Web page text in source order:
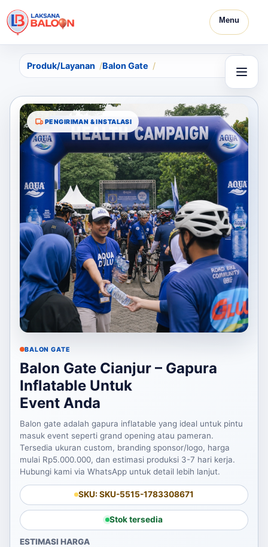
Menu
Produk/Layanan Balon Gate
PENGIRIMAN & INSTALASI
BALON GATE
Balon Gate Cianjur – Gapura
Inflatable Untuk
Event Anda
Balon gate adalah gapura inflatable yang ideal untuk pintu
masuk event seperti grand opening atau pameran.
Tersedia ukuran custom, branding sponsor/logo, harga
mulai Rp5.000.000, dan estimasi produksi 3-7 hari kerja.
Hubungi kami via WhatsApp untuk detail lebih lanjut.
SKU: SKU-5515-1783308671
Stok tersedia
ESTIMASI HARGA